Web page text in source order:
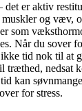
det er aktiv
og væv,
som
Når du sover
tid nok til at
træthed, nedsat
kan
for stress.